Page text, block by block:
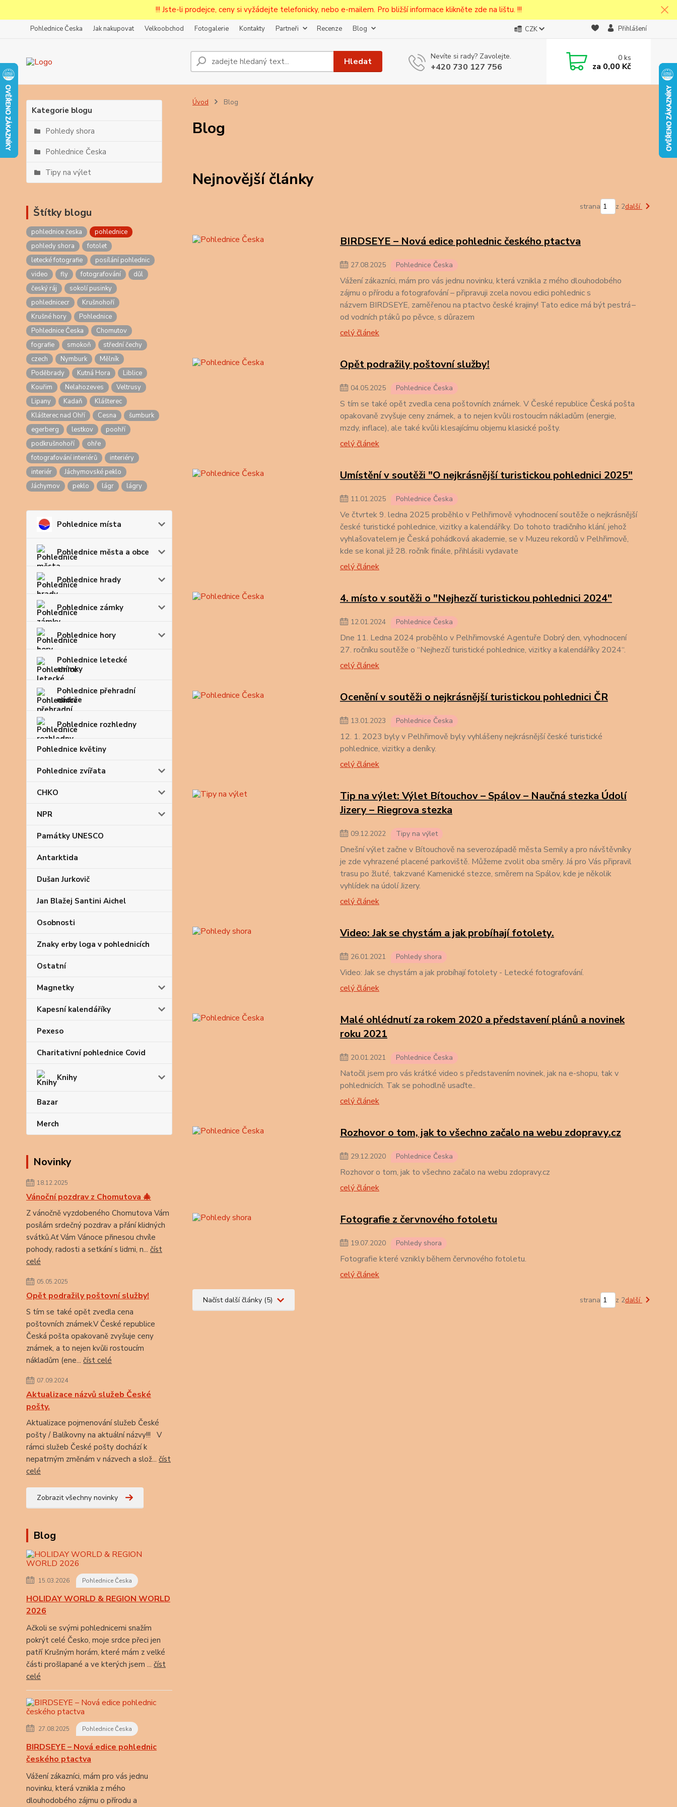
!!! Jste-li prodejce, ceny si vyžádejte telefonicky, nebo e-mailem. Pro bližší informace klikněte zde na lištu. !!!
Pohlednice Česka Jak nakupovat Velkoobchod Fotogalerie Kontakty Partneři Recenze Blog CZK Přihlášení
Hledat Nevíte si rady? Zavolejte.
+420 730 127 756
0ks
za 0,00 Kč
Kategorie blogu
Pohledy shora
Pohlednice Česka
Tipy na výlet
Štítky blogu
pohlednice česka
pohlednice
pohledy shora
fotolet
letecké fotografie
posílání pohlednic
video
fly fotografování
důl
český ráj
sokolí pusinky
pohlednicecr
Krušnohoří
Krušné hory
Pohlednice
Pohlednice Česka
Chomutov
fografie
smokoň
střední čechy
czech
Nymburk
Mělník
Poděbrady
Kutná Hora
Liblice
Kouřim
Nelahozeves
Veltrusy
Lipany
Kadaň
Klášterec
Klášterec nad Ohří
Cesna
šumburk
egerberg
lestkov
poohří
podkrušnohoří
ohře
fotografování interiérů
interiéry
interiér
Jáchymovské peklo
Jáchymov
peklo lágr lágry
Pohlednice místa
Pohlednice města a obce
Pohlednice hrady
Pohlednice zámky
Pohlednice hory
Pohlednice letecké
snímky
Pohlednice přehradní
nádrže
Pohlednice rozhledny
Pohlednice květiny
Pohlednice zvířata
CHKO
NPR
Památky UNESCO
Antarktida
Dušan Jurkovič
Jan Blažej Santini Aichel
Osobnosti
Znaky erby loga v pohlednicích
Ostatní
Magnetky
Kapesní kalendáříky
Pexeso
Charitativní pohlednice Covid
Knihy
Bazar
Merch
Novinky
18.12.2025
Vánoční pozdrav z Chomutova 🎄
Z vánočně vyzdobeného Chomutova Vám
posílám srdečný pozdrav a přání klidných
svátků.Ať Vám Vánoce přinesou chvíle
pohody, radosti a setkání s lidmi, n... číst
celé
05.05.2025
Opět podražily poštovní služby!
S tím se také opět zvedla cena
poštovních známek.V České republice
Česká pošta opakovaně zvyšuje ceny
známek, a to nejen kvůli rostoucím
nákladům (ene... číst celé
07.09.2024
Aktualizace názvů služeb České
pošty.
Aktualizace pojmenování služeb České
pošty / Balíkovny na aktuální názvy!!! V
rámci služeb České pošty dochází k
nepatrným změnám v názvech a slož... číst
celé
Zobrazit všechny novinky
Blog
15.03.2026 Pohlednice Česka
HOLIDAY WORLD & REGION WORLD
2026
Ačkoli se svými pohlednicemi snažím
pokrýt celé Česko, moje srdce přeci jen
patří Krušným horám, které mám z velké
části prošlapané a ve kterých jsem ... číst
celé
27.08.2025 Pohlednice Česka
BIRDSEYE – Nová edice pohlednic
českého ptactva
Vážení zákazníci, mám pro vás jednu
novinku, která vznikla z mého
dlouhodobého zájmu o přírodu a
Úvod Blog
Blog
Nejnovější články
strana z 2další
BIRDSEYE – Nová edice pohlednic českého ptactva
27.08.2025 Pohlednice Česka
Vážení zákazníci, mám pro vás jednu novinku, která vznikla z mého dlouhodobého
zájmu o přírodu a fotografování – připravuji zcela novou edici pohlednic s
názvem BIRDSEYE, zaměřenou na ptactvo české krajiny! Tato edice má být pestrá –
od vodních ptáků po pěvce, s důrazem
celý článek
Opět podražily poštovní služby!
04.05.2025 Pohlednice Česka
S tím se také opět zvedla cena poštovních známek. V České republice Česká pošta
opakovaně zvyšuje ceny známek, a to nejen kvůli rostoucím nákladům (energie,
mzdy, inflace), ale také kvůli klesajícímu objemu klasické pošty.
celý článek
Umístění v soutěži "O nejkrásnější turistickou pohlednici 2025"
11.01.2025 Pohlednice Česka
Ve čtvrtek 9. ledna 2025 proběhlo v Pelhřimově vyhodnocení soutěže o nejkrásnější
české turistické pohlednice, vizitky a kalendáříky. Do tohoto tradičního klání, jehož
vyhlašovatelem je Česká pohádková akademie, se v Muzeu rekordů v Pelhřimově,
kde se konal již 28. ročník finále, přihlásili vydavate
celý článek
4. místo v soutěži o "Nejhezčí turistickou pohlednici 2024"
12.01.2024 Pohlednice Česka
Dne 11. Ledna 2024 proběhlo v Pelhřimovské Agentuře Dobrý den, vyhodnocení
27. ročníku soutěže o “Nejhezčí turistické pohlednice, vizitky a kalendáříky 2024“.
celý článek
Ocenění v soutěži o nejkrásnější turistickou pohlednici ČR
13.01.2023 Pohlednice Česka
12. 1. 2023 byly v Pelhřimově byly vyhlášeny nejkrásnější české turistické
pohlednice, vizitky a deníky.
celý článek
Tip na výlet: Výlet Bítouchov – Spálov – Naučná stezka Údolí
Jizery – Riegrova stezka
09.12.2022 Tipy na výlet
Dnešní výlet začne v Bítouchově na severozápadě města Semily a pro návštěvníky
je zde vyhrazené placené parkoviště. Můžeme zvolit oba směry. Já pro Vás připravil
trasu po žluté, takzvané Kamenické stezce, směrem na Spálov, kde je několik
vyhlídek na údolí Jizery.
celý článek
Video: Jak se chystám a jak probíhají fotolety.
26.01.2021 Pohledy shora
Video: Jak se chystám a jak probíhají fotolety - Letecké fotografování.
celý článek
Malé ohlédnutí za rokem 2020 a představení plánů a novinek
roku 2021
20.01.2021 Pohlednice Česka
Natočil jsem pro vás krátké video s představením novinek, jak na e-shopu, tak v
pohlednicích. Tak se pohodlně usaďte..
celý článek
Rozhovor o tom, jak to všechno začalo na webu zdopravy.cz
29.12.2020 Pohlednice Česka
Rozhovor o tom, jak to všechno začalo na webu zdopravy.cz
celý článek
Fotografie z červnového fotoletu
19.07.2020 Pohledy shora
Fotografie které vznikly během červnového fotoletu.
celý článek
Načíst další články (5) strana z 2další
Prodejcům bude po zaregistrování nastavena sleva, případně upravena cena v
první objednávce.